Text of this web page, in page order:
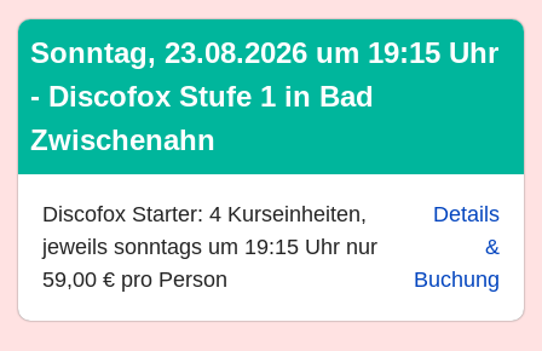
Sonntag, 23.08.2026 um 19:15 Uhr
- Discofox Stufe 1 in Bad
Zwischenahn
Discofox Starter: 4 Kurseinheiten,
jeweils sonntags um 19:15 Uhr nur
59,00 € pro Person
Details
&
Buchung